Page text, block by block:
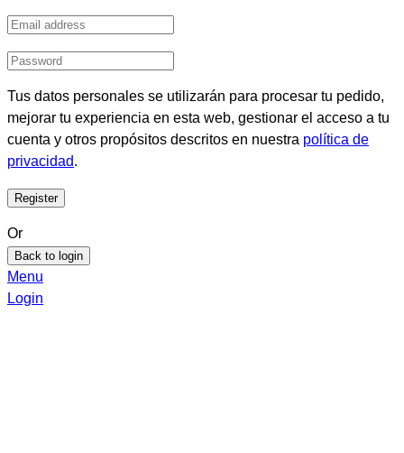
Tus datos personales se utilizarán para procesar tu pedido,
mejorar tu experiencia en esta web, gestionar el acceso a tu
cuenta y otros propósitos descritos en nuestra política de
privacidad.
Or
Back to login
Menu
Login